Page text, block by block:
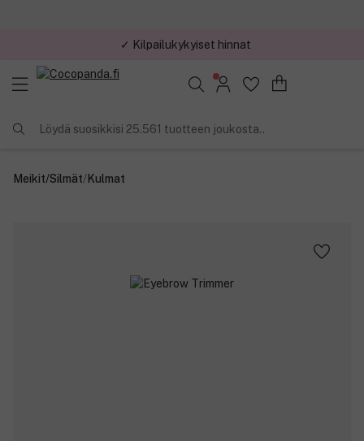
✓ Kilpailukykyiset hinnat
Löydä suosikkisi 25.561 tuotteen joukosta..
Meikit/Silmät/Kulmat